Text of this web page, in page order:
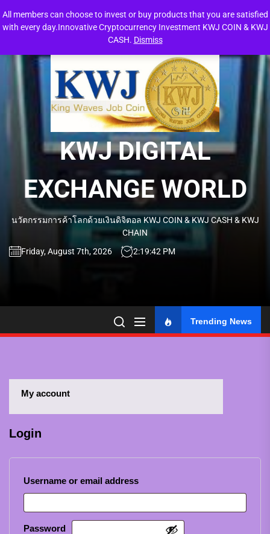
All members can choose to invest or buy products that you are satisfied
with every day.Innovative Cryptocurrency Investment KWJ COIN & KWJ
CASH. Dismiss
to
KWJ DIGITAL
EXCHANGE WORLD
นวัตกรรมการค้าโลกด้วยเงินดิจิตอล KWJ COIN & KWJ CASH & KWJ
CHAIN
Friday, August 7th, 2026
2:19:42 PM
Trending News
My account
Login
Username or email address
Password